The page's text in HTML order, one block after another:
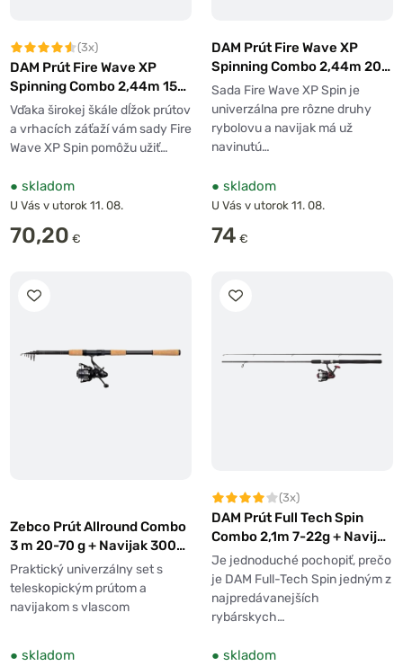
(3x)
DAM Prút Fire Wave XP
Spinning Combo 2,44m 15-
40g + Navijak 3000 + Šnúra
Vďaka širokej škále dĺžok prútov
a vrhacích záťaží vám sady Fire
Wave XP Spin pomôžu užiť…
● skladom
U Vás v utorok 11. 08.
70,20 €
DAM Prút Fire Wave XP
Spinning Combo 2,44m 20-
60g + Navijak 4000 + Šnúra
Sada Fire Wave XP Spin je
univerzálna pre rôzne druhy
rybolovu a navijak má už
navinutú…
● skladom
U Vás v utorok 11. 08.
74 €
Zebco Prút Allround Combo
3 m 20-70 g + Navijak 3000
FS + Vlasec 0,30mm
Praktický univerzálny set s
teleskopickým prútom a
navijakom s vlascom
● skladom
(3x)
DAM Prút Full Tech Spin
Combo 2,1m 7-22g + Naviják
3000 + Vlasec
Je jednoduché pochopiť, prečo
je DAM Full-Tech Spin jedným z
najpredávanejších
rybárskych…
● skladom